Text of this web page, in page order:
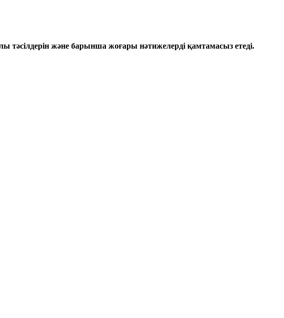
тәсілдерін және барынша жоғары нәтижелерді қамтамасыз етеді.